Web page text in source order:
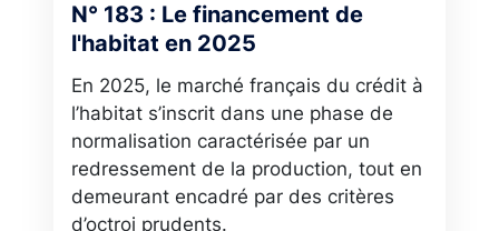
N° 183 : Le financement de
l'habitat en 2025
En 2025, le marché français du crédit à
l’habitat s’inscrit dans une phase de
normalisation caractérisée par un
redressement de la production, tout en
demeurant encadré par des critères
d’octroi prudents.